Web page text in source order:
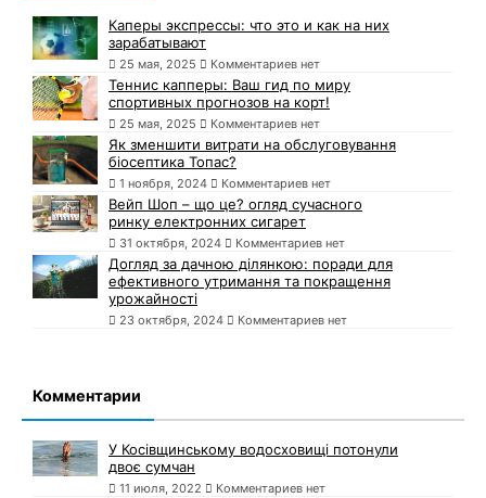
Каперы экспрессы: что это и как на них
зарабатывают
25 мая, 2025 Комментариев нет
Теннис капперы: Ваш гид по миру
спортивных прогнозов на корт!
25 мая, 2025 Комментариев нет
Як зменшити витрати на обслуговування
біосептика Топас?
1 ноября, 2024 Комментариев нет
Вейп Шоп – що це? огляд сучасного
ринку електронних сигарет
31 октября, 2024 Комментариев нет
Догляд за дачною ділянкою: поради для
ефективного утримання та покращення
урожайності
23 октября, 2024 Комментариев нет
Комментарии
У Косівщинському водосховищі потонули
двоє сумчан
11 июля, 2022 Комментариев нет